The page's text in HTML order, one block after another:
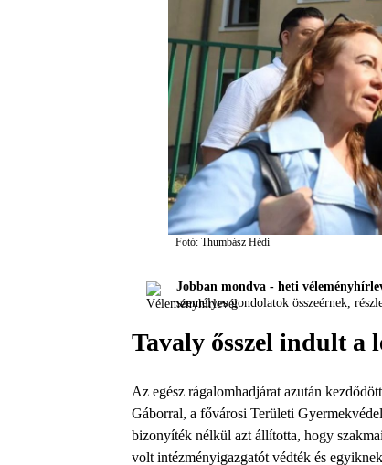
Fotó: Thumbász Hédi
Jobban mondva - heti
személyes gondolatok összeérnek,
Tavaly ősszel indult a
Az egész rágalomhadjárat azután
Gáborral, a fővárosi Területi
bizonyíték nélkül azt állította, hogy
volt intézményigazgatót védték és